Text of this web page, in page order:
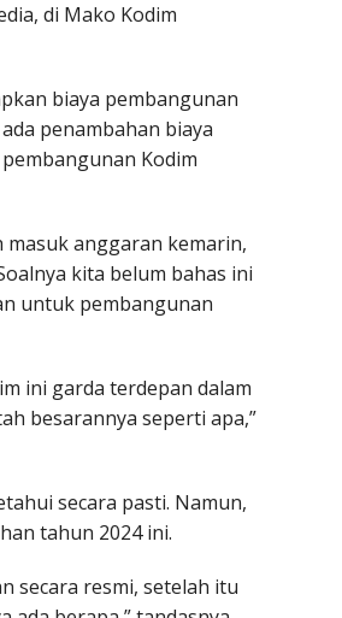
di Mako Kodim
biaya pembangunan
penambahan biaya
Kodim
anggaran kemarin,
kita belum bahas ini
untuk pembangunan
ini garda terdepan dalam
besarannya seperti apa,”
secara pasti. Namun,
tahun 2024 ini.
secara resmi, setelah itu